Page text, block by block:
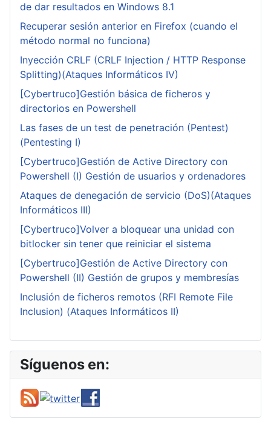
de dar resultados en Windows 8.1
Recuperar sesión anterior en Firefox (cuando el
método normal no funciona)
Inyección CRLF (CRLF Injection / HTTP Response
Splitting)(Ataques Informáticos IV)
[Cybertruco]Gestión básica de ficheros y
directorios en Powershell
Las fases de un test de penetración (Pentest)
(Pentesting I)
[Cybertruco]Gestión de Active Directory con
Powershell (I) Gestión de usuarios y ordenadores
Ataques de denegación de servicio (DoS)(Ataques
Informáticos III)
[Cybertruco]Volver a bloquear una unidad con
bitlocker sin tener que reiniciar el sistema
[Cybertruco]Gestión de Active Directory con
Powershell (II) Gestión de grupos y membresías
Inclusión de ficheros remotos (RFI Remote File
Inclusion) (Ataques Informáticos II)
Síguenos en: